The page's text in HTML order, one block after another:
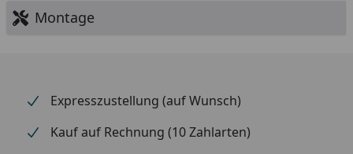
Montage
Expresszustellung (auf Wunsch)
Kauf auf Rechnung (10 Zahlarten)